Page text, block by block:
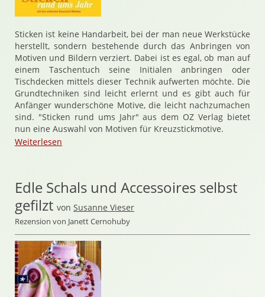
Sticken ist keine Handarbeit, bei der man neue Werkstücke
herstellt, sondern bestehende durch das Anbringen von
Motiven und Bildern verziert. Dabei ist es egal, ob man auf
einem Taschentuch seine Initialen anbringen oder
Tischdecken mittels dieser Technik aufwerten möchte. Die
Grundtechniken sind leicht erlernt und es gibt auch für
Anfänger wunderschöne Motive, die leicht nachzumachen
sind. "Sticken rund ums Jahr" aus dem OZ Verlag bietet
nun eine Auswahl von Motiven für Kreuzstickmotive.
Weiterlesen
Edle Schals und Accessoires selbst
gefilzt von Susanne Vieser
Rezension von Janett Cernohuby